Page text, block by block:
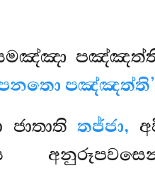
පඤ්ඤත්ති
ජාතාතිතජ්ජා,